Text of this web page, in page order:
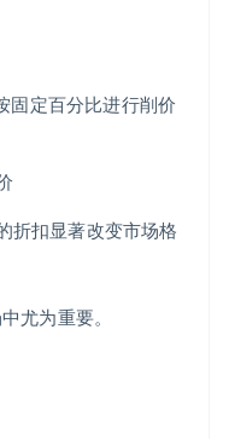
固定百分比进行削价
折扣显著改变市场格
尤为重要。